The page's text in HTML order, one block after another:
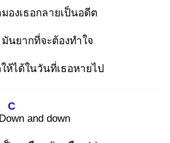
องเธอกลายเป็นอดีต
มันยากที่จะต้องทำใจ
ห้ได้ในวันที่เธอหายไป
Dow
C
n and down